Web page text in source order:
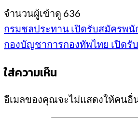
จำนวนผู้เข้าดู 636
กรมชลประทาน เปิดรับสมัครพนั
กองบัญชาการกองทัพไทย เปิดรั
ใส่ความเห็น
อีเมลของคุณจะไม่แสดงให้คนอื่